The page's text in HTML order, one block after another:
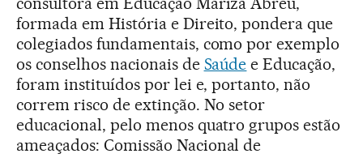
formada em História e Direito, pondera que
colegiados fundamentais, como por exemplo
os conselhos nacionais de Saúde e Educação,
foram instituídos por lei e, portanto, não
correm risco de extinção. No setor
educacional, pelo menos quatro grupos estão
ameaçados: Comissão Nacional de